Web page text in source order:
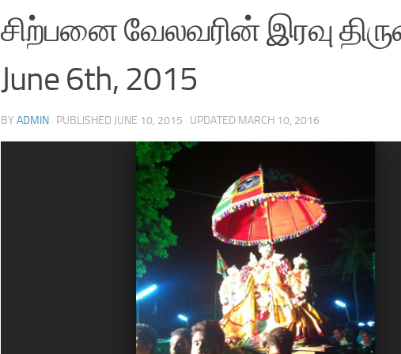
சிற்பனை வேலவரின் இரவு
June 6th, 2015
BY ADMIN · PUBLISHED JUNE 10, 2015 · UPDATED MARCH 10, 2016